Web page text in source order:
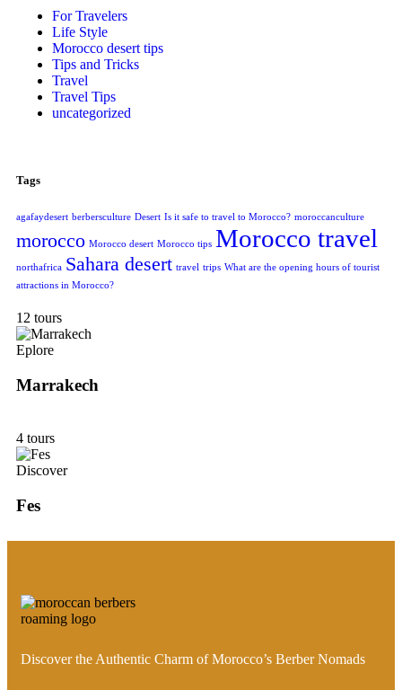
For Travelers
Life Style
Morocco desert tips
Tips and Tricks
Travel
Travel Tips
uncategorized
Tags
agafaydesert berbersculture Desert Is it safe to travel to Morocco? moroccanculture
morocco Morocco desert Morocco tips Morocco travel
northafrica Sahara desert travel trips What are the opening hours of tourist
attractions in Morocco?
12 tours
Eplore
Marrakech
4 tours
Discover
Fes
Discover the Authentic Charm of Morocco’s Berber Nomads